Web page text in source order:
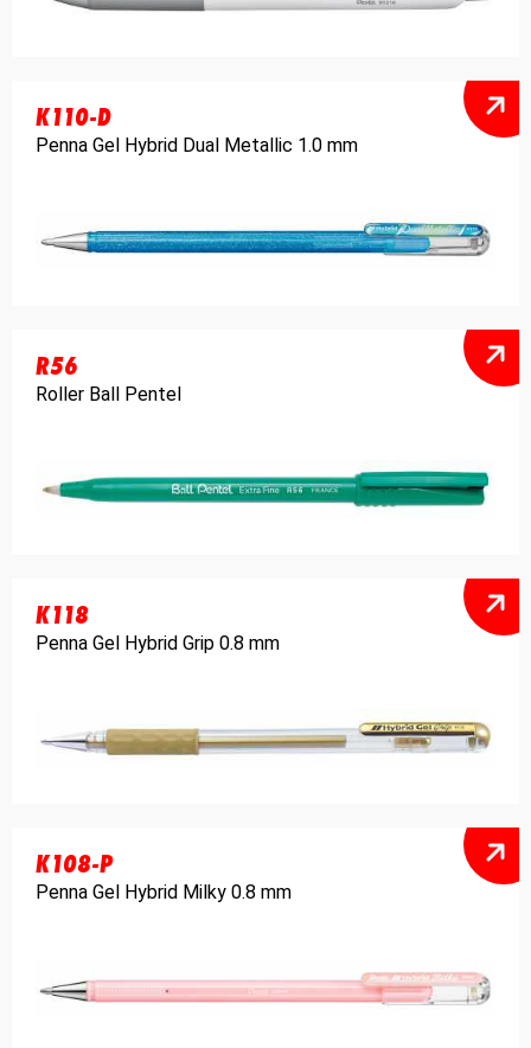
K110-D
Penna Gel Hybrid Dual Metallic 1.0 mm
R56
Roller Ball Pentel
K118
Penna Gel Hybrid Grip 0.8 mm
K108-P
Penna Gel Hybrid Milky 0.8 mm